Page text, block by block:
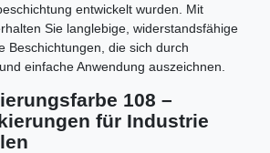
entwickelt wurden. Mit
Sie langlebige, widerstandsfähige
Beschichtungen, die sich durch
einfache Anwendung auszeichnen.
108 –
für Industrie